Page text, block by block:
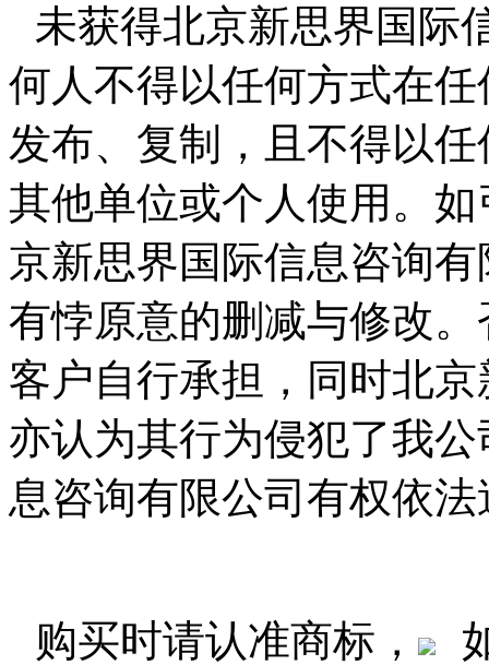
未获得北京新思界国际
何人不得以任何方式在
发布、复制，且不得以
其他单位或个人使用。
京新思界国际信息咨询
有悖原意的删减与修改
客户自行承担，同时北
亦认为其行为侵犯了我
息咨询有限公司有权依
购买时请认准商标，